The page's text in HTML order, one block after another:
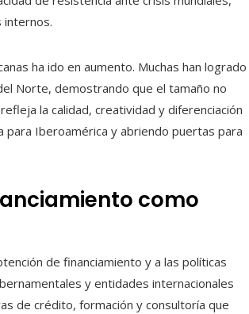
internos.
ha ido en aumento. Muchas han logrado
Norte, demostrando que el tamaño no
la calidad, creatividad y diferenciación
Iberoamérica y abriendo puertas para
como
de financiamiento y a las políticas
y entidades internacionales
de crédito, formación y consultoría que